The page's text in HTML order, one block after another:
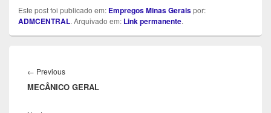
Este post foi publicado em: Empregos Minas Geraispor:
ADMCENTRAL. Arquivado em: Link permanente.
de
Post
← PreviousPrevious
post:
MECÂNICO GERAL